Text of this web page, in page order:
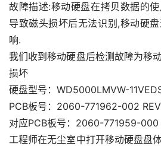
故障描述:移动硬盘在拷贝数据的
导致磁头损坏后无法识别,移动硬
响.
我们收到移动硬盘后检测故障为移
损坏
硬盘型号：WD5000LMVW-
PCB板号：2060-771962-002 REV
对应PCB板号：2060-771959-000
工程师在无尘室中打开移动硬盘盘